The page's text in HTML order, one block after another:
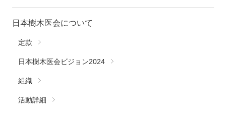
日本樹木医会について
定款
日本樹木医会ビジョン2024
組織
活動詳細